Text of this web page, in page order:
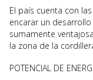
El país cuenta con
encarar un
sumamente
la zona de la
POTENCIAL DE